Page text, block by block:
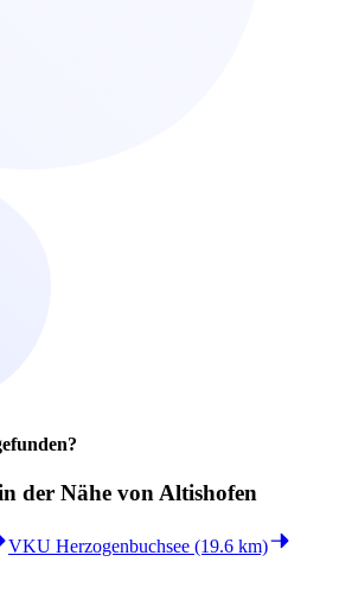
der Nähe von Altishofen
VKU Herzogenbuchsee (19.6 km)